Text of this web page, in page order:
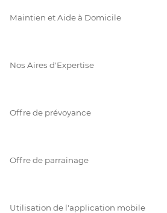
Maintien et Aide à Domicile
Nos Aires d'Expertise
Offre de prévoyance
Offre de parrainage
Utilisation de l'application mobile